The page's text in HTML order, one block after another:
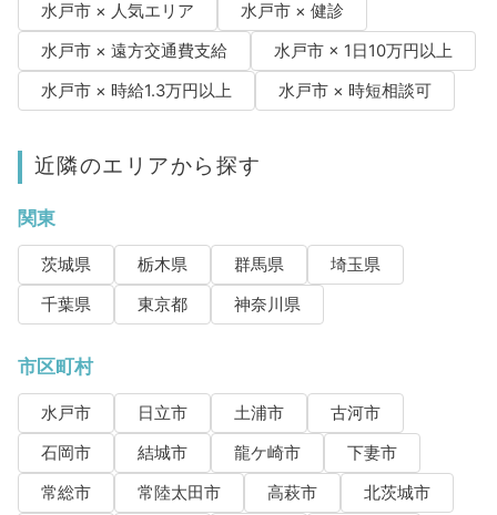
水戸市 × 人気エリア
水戸市 × 健診
水戸市 × 遠方交通費支給
水戸市 × 1日10万円以上
水戸市 × 時給1.3万円以上
水戸市 × 時短相談可
近隣のエリアから探す
関東
茨城県 栃木県 群馬県
埼玉県
千葉県
東京都 神奈川県
市区町村
水戸市 日立市 土浦市
古河市
石岡市
結城市 龍ケ崎市
下妻市
常総市
常陸太田市 高萩市
北茨城市